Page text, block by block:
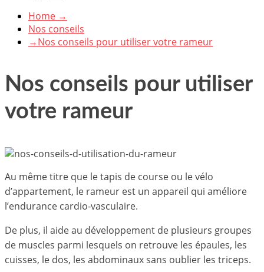
Home →
Nos conseils
→Nos conseils pour utiliser votre rameur
Nos conseils pour utiliser
votre rameur
Au même titre que le tapis de course ou le vélo
d’appartement, le rameur est un appareil qui améliore
l’endurance cardio-vasculaire.
De plus, il aide au développement de plusieurs groupes
de muscles parmi lesquels on retrouve les épaules, les
cuisses, le dos, les abdominaux sans oublier les triceps.